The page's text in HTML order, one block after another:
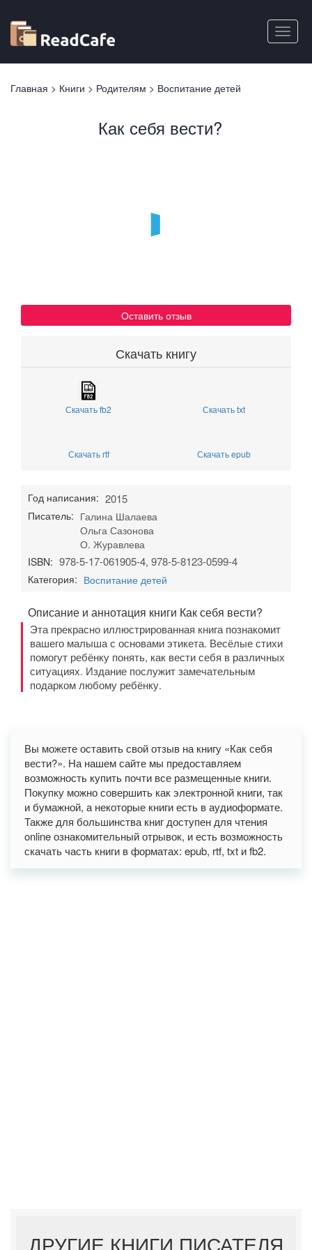
основному
содержанию
Toggle
Вы
Главная > Книги > Родителям > Воспитание детей
Как себя вести?
Оставить отзыв
Скачать книгу
Скачать fb2 Скачать txt
Скачать rtf Скачать epub
Год написания: 2015
Писатель: Галина Шалаева
Ольга Сазонова
О. Журавлева
ISBN: 978-5-17-061905-4, 978-5-8123-0599-4
Категория: Воспитание детей
Описание и аннотация книги Как себя вести?
Эта прекрасно иллюстрированная книга познакомит
вашего малыша с основами этикета. Весёлые стихи
помогут ребёнку понять, как вести себя в различных
ситуациях. Издание послужит замечательным
подарком любому ребёнку.
Вы можете оставить свой отзыв на книгу «Как себя
вести?». На нашем сайте мы предоставляем
возможность купить почти все размещенные книги.
Покупку можно совершить как электронной книги, так
и бумажной, а некоторые книги есть в аудиоформате.
Также для большинства книг доступен для чтения
online ознакомительный отрывок, и есть возможность
скачать часть книги в форматах: epub, rtf, txt и fb2.
ДРУГИЕ КНИГИ ПИСАТЕЛЯ